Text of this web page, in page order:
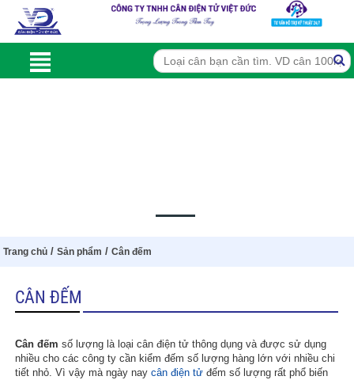
Trang chủ /Sản phẩm /Cân đếm
CÂN ĐẾM
Cân đếm số lượng là loại cân điện tử thông dụng và được sử dụng
nhiều cho các công ty cần kiểm đếm số lượng hàng lớn với nhiều chi
tiết nhỏ. Vì vậy mà ngày naycân điện tử đếm số lượng rất phổ biến